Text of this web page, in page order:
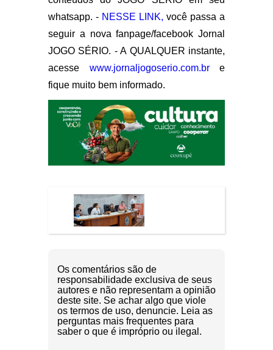
whatsapp. - NESSE LINK, você passa a
seguir a nova fanpage/facebook Jornal
JOGO SÉRIO. - A QUALQUER instante,
acesse www.jornaljogoserio.com.bre
fique muito bem informado.
Os comentários são de
responsabilidade exclusiva de seus
autores e não representam a opinião
deste site. Se achar algo que viole
os termos de uso, denuncie. Leia as
perguntas mais frequentes para
saber o que é impróprio ou ilegal.